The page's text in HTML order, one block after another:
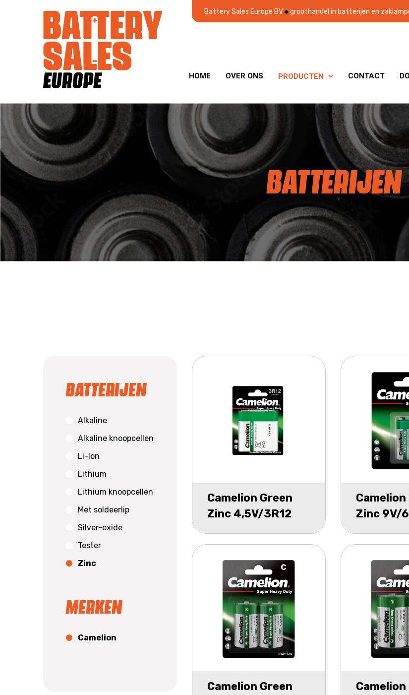
Battery Sales Europe BV groothandel in batterijen en
HOME OVER ONS PRODUCTEN  CONTACT
BATTERIJEN
Camelion Green
Zinc 4,5V/3R12
Camelion
Zinc 9V/
Camelion Green
Camelion
Batterijen
Alkaline
Alkaline knoopcellen
Li-Ion
Lithium
Lithium knoopcellen
Met soldeerlip
Silver-oxide
Tester
Zinc
Merken
Camelion